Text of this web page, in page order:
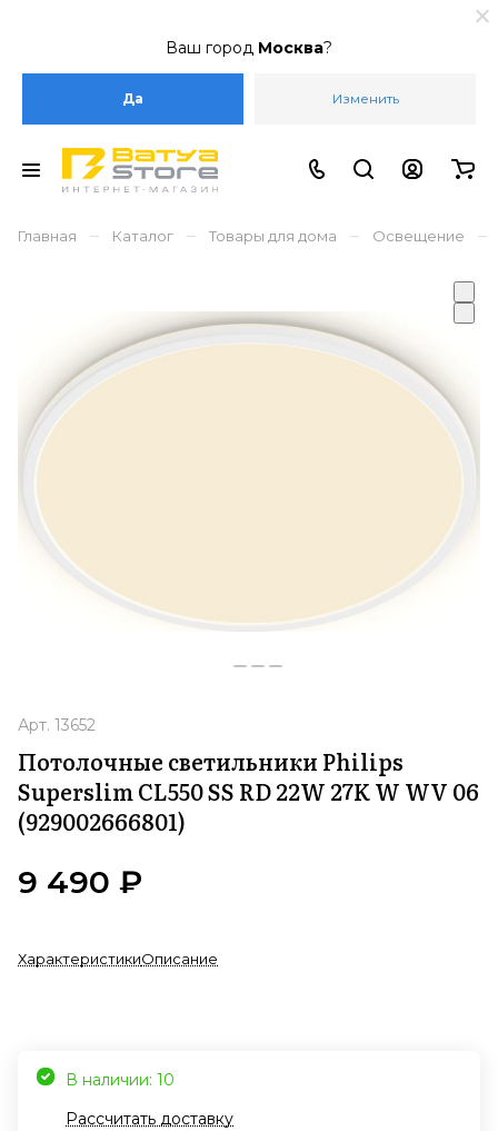
Ваш город Москва?
Да Изменить
Главная – Каталог – Товары для дома – Освещение –
Арт. 13652
Потолочные светильники Philips
Superslim CL550 SS RD 22W 27K W WV 06
(929002666801)
9 490 ₽
ХарактеристикиОписание
В наличии: 10
Рассчитать доставку